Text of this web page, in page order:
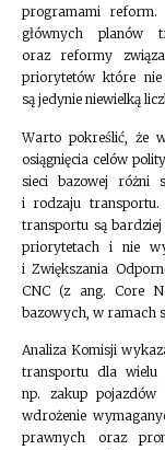
programami reform.
głównych planów
oraz reformy
priorytetów które
są jedynie niewielką
Warto pokreślić, że
osiągnięcia celów
sieci bazowej różni
i rodzaju
transportu są
priorytetach i nie
i Zwiększania
CNC (z ang. Core
bazowych, w ramach
Analiza Komisji
transportu dla wielu
np. zakup pojazdów
wdrożenie
prawnych oraz